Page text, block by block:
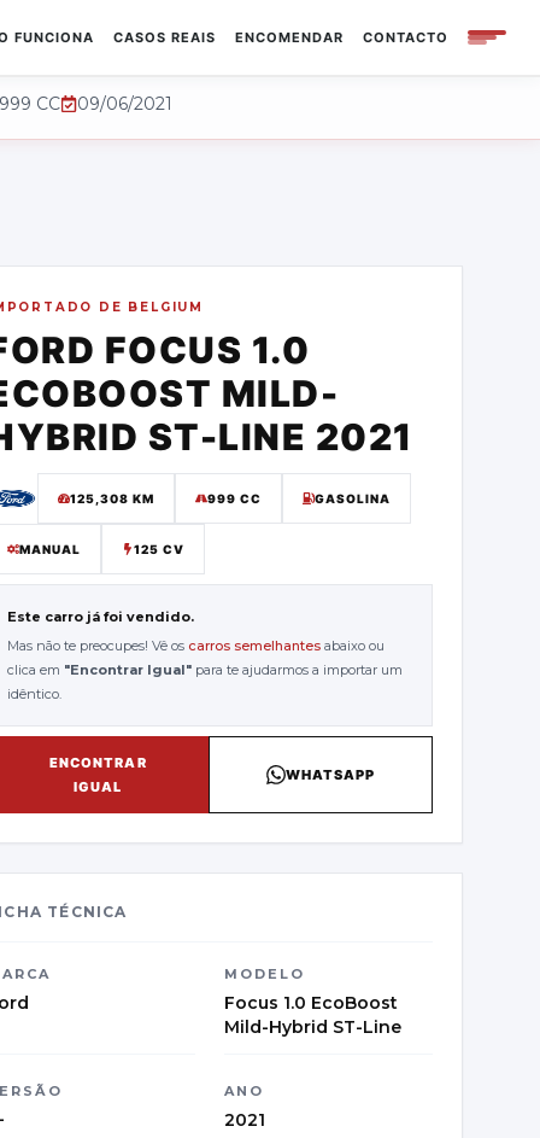
FUNCIONA CASOS REAIS ENCOMENDAR CONTACTO
999 CC 09/06/2021
DE BELGIUM
FOCUS 1.0
MILD-
ST-LINE 2021
125,308 KM 999 CC GASOLINA
MANUAL 125 CV
Este carro já foi vendido.
Mas não te preocupes! Vê os carros semelhantes abaixo ou
clica em "Encontrar Igual" para te ajudarmos a importar um
idêntico.
ENCONTRAR
IGUAL
WHATSAPP
TÉCNICA
MODELO
Focus 1.0 EcoBoost
Mild-Hybrid ST-Line
ANO
2021